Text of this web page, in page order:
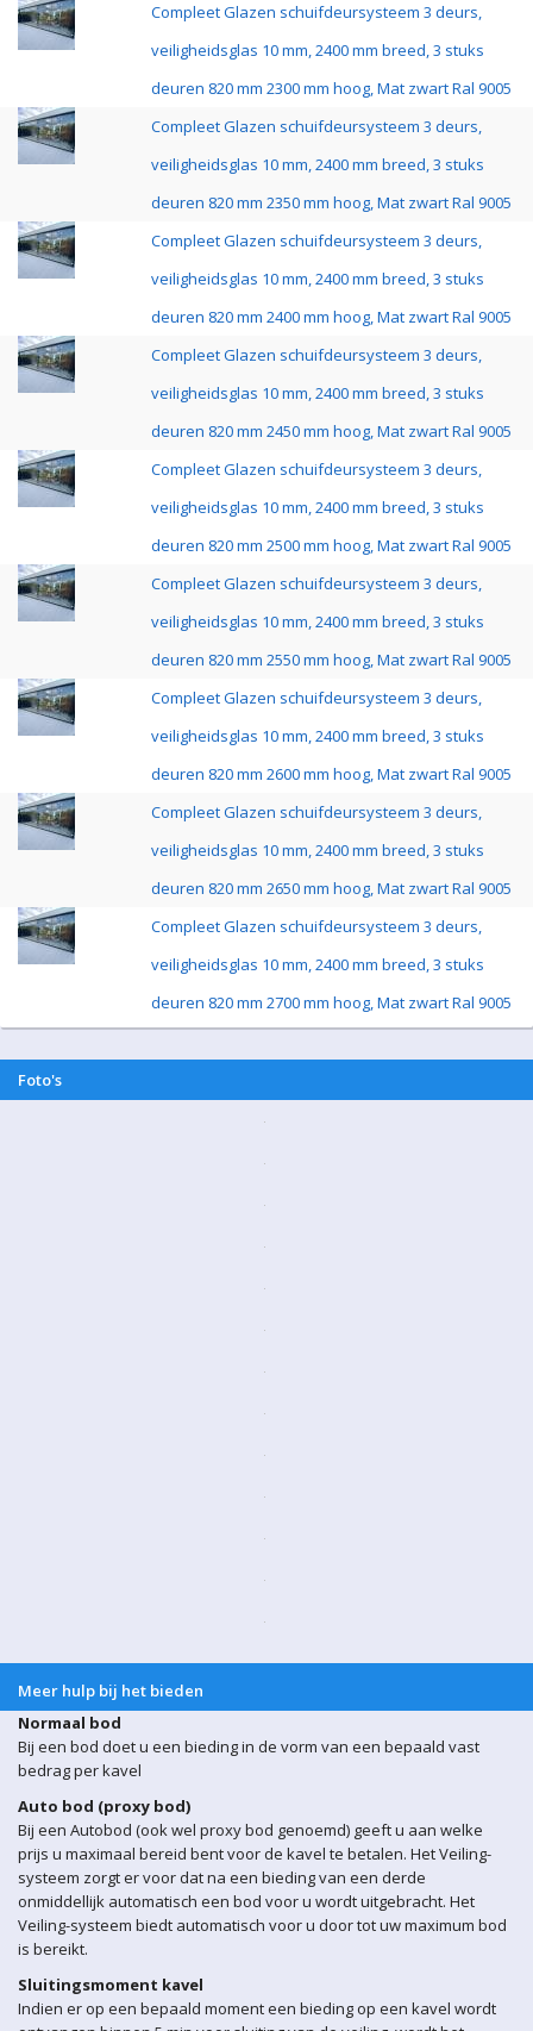
Compleet Glazen schuifdeursysteem 3 deurs,
veiligheidsglas 10 mm, 2400 mm breed, 3 stuks
deuren 820 mm 2300 mm hoog, Mat zwart Ral 9005
Compleet Glazen schuifdeursysteem 3 deurs,
veiligheidsglas 10 mm, 2400 mm breed, 3 stuks
deuren 820 mm 2350 mm hoog, Mat zwart Ral 9005
Compleet Glazen schuifdeursysteem 3 deurs,
veiligheidsglas 10 mm, 2400 mm breed, 3 stuks
deuren 820 mm 2400 mm hoog, Mat zwart Ral 9005
Compleet Glazen schuifdeursysteem 3 deurs,
veiligheidsglas 10 mm, 2400 mm breed, 3 stuks
deuren 820 mm 2450 mm hoog, Mat zwart Ral 9005
Compleet Glazen schuifdeursysteem 3 deurs,
veiligheidsglas 10 mm, 2400 mm breed, 3 stuks
deuren 820 mm 2500 mm hoog, Mat zwart Ral 9005
Compleet Glazen schuifdeursysteem 3 deurs,
veiligheidsglas 10 mm, 2400 mm breed, 3 stuks
deuren 820 mm 2550 mm hoog, Mat zwart Ral 9005
Compleet Glazen schuifdeursysteem 3 deurs,
veiligheidsglas 10 mm, 2400 mm breed, 3 stuks
deuren 820 mm 2600 mm hoog, Mat zwart Ral 9005
Compleet Glazen schuifdeursysteem 3 deurs,
veiligheidsglas 10 mm, 2400 mm breed, 3 stuks
deuren 820 mm 2650 mm hoog, Mat zwart Ral 9005
Compleet Glazen schuifdeursysteem 3 deurs,
veiligheidsglas 10 mm, 2400 mm breed, 3 stuks
deuren 820 mm 2700 mm hoog, Mat zwart Ral 9005
Foto's
Meer hulp bij het bieden
Normaal bod
Bij een bod doet u een bieding in de vorm van een bepaald vast
bedrag per kavel
Auto bod (proxy bod)
Bij een Autobod (ook wel proxy bod genoemd) geeft u aan welke
prijs u maximaal bereid bent voor de kavel te betalen. Het Veiling-
systeem zorgt er voor dat na een bieding van een derde
onmiddellijk automatisch een bod voor u wordt uitgebracht. Het
Veiling-systeem biedt automatisch voor u door tot uw maximum bod
is bereikt.
Sluitingsmoment kavel
Indien er op een bepaald moment een bieding op een kavel wordt